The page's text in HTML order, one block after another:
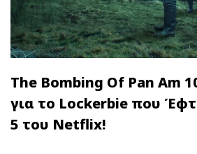
The Bombing Of Pan Am
για το Lockerbie που
5 του Netflix!